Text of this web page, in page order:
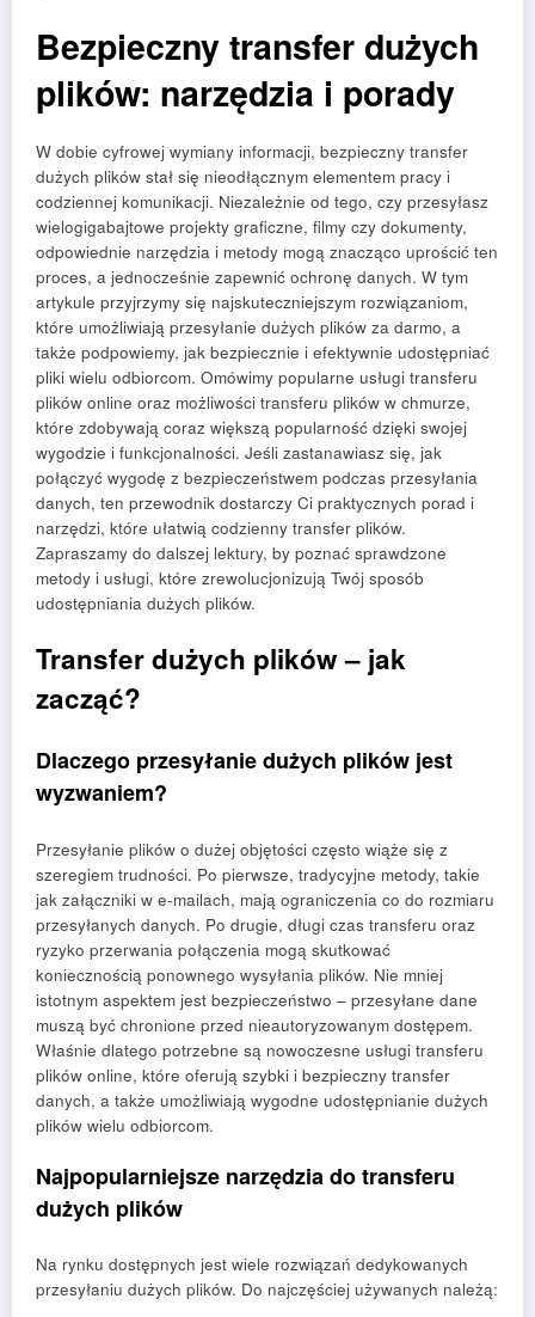
Bezpieczny transfer dużych
plików: narzędzia i porady
W dobie cyfrowej wymiany informacji, bezpieczny transfer
dużych plików stał się nieodłącznym elementem pracy i
codziennej komunikacji. Niezależnie od tego, czy przesyłasz
wielogigabajtowe projekty graficzne, filmy czy dokumenty,
odpowiednie narzędzia i metody mogą znacząco uprościć ten
proces, a jednocześnie zapewnić ochronę danych. W tym
artykule przyjrzymy się najskuteczniejszym rozwiązaniom,
które umożliwiają przesyłanie dużych plików za darmo, a
także podpowiemy, jak bezpiecznie i efektywnie udostępniać
pliki wielu odbiorcom. Omówimy popularne usługi transferu
plików online oraz możliwości transferu plików w chmurze,
które zdobywają coraz większą popularność dzięki swojej
wygodzie i funkcjonalności. Jeśli zastanawiasz się, jak
połączyć wygodę z bezpieczeństwem podczas przesyłania
danych, ten przewodnik dostarczy Ci praktycznych porad i
narzędzi, które ułatwią codzienny transfer plików.
Zapraszamy do dalszej lektury, by poznać sprawdzone
metody i usługi, które zrewolucjonizują Twój sposób
udostępniania dużych plików.
Transfer dużych plików – jak
zacząć?
Dlaczego przesyłanie dużych plików jest
wyzwaniem?
Przesyłanie plików o dużej objętości często wiąże się z
szeregiem trudności. Po pierwsze, tradycyjne metody, takie
jak załączniki w e-mailach, mają ograniczenia co do rozmiaru
przesyłanych danych. Po drugie, długi czas transferu oraz
ryzyko przerwania połączenia mogą skutkować
koniecznością ponownego wysyłania plików. Nie mniej
istotnym aspektem jest bezpieczeństwo – przesyłane dane
muszą być chronione przed nieautoryzowanym dostępem.
Właśnie dlatego potrzebne są nowoczesne usługi transferu
plików online, które oferują szybki i bezpieczny transfer
danych, a także umożliwiają wygodne udostępnianie dużych
plików wielu odbiorcom.
Najpopularniejsze narzędzia do transferu
dużych plików
Na rynku dostępnych jest wiele rozwiązań dedykowanych
przesyłaniu dużych plików. Do najczęściej używanych należą: